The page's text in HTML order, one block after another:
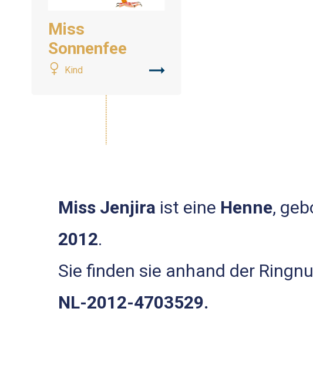
Miss
Sonnenfee
Kind
Miss Jenjira ist eine Henne,
2012.
Sie finden sie anhand der
NL-2012-4703529.